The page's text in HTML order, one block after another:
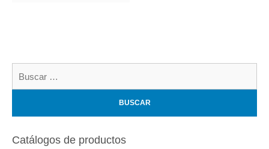
Catálogos de productos